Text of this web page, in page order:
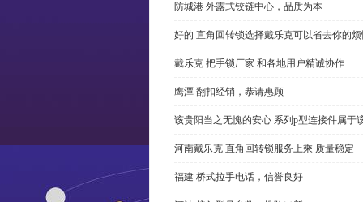
防城港 外露式铰链中心，品质为本
好的 直角回转锁选择戴乐克可以省去你的
戴乐克 把手锁厂家 和各地用户精诚协作
鹰潭 翻扣经销，恭请惠顾
该贵阳当之无愧的安心 系列p型连接件属于
河南戴乐克 直角回转锁服务上乘 质量稳定
福建 桥式拉手电话，信誉良好